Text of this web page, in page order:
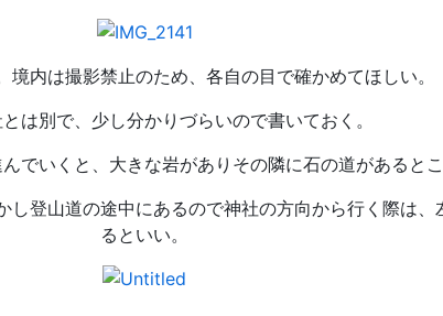
境内は撮影禁止のため、各自の目で確かめてほしい。
は別で、少し分かりづらいので書いておく。
でいくと、大きな岩がありその隣に石の道があるとこ
し登山道の途中にあるので神社の方向から行く際は、
るといい。